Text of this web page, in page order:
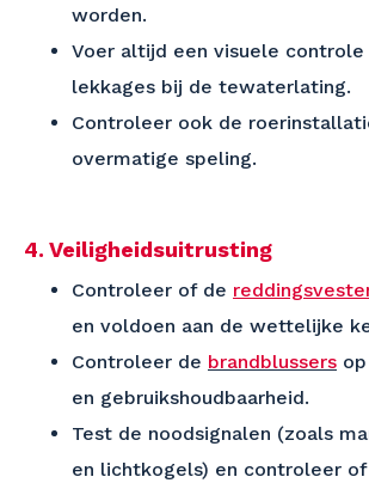
worden.
Voer altijd een visuele
lekkages bij de tewaterlating.
Controleer ook de
overmatige speling.
4. Veiligheidsuitrusting
Controleer of de
en voldoen aan de wettelijke
Controleer de brandblussers
en gebruikshoudbaarheid.
Test de noodsignalen (zoals
en lichtkogels) en controleer